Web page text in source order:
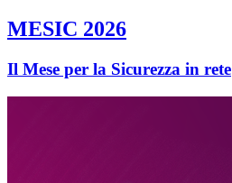
MESIC 2026
Il Mese per la Sicurezza in rete